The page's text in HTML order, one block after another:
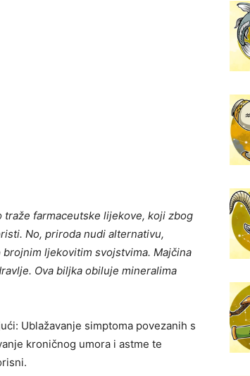
farmaceutske lijekove, koji zbog
No, priroda nudi alternativu,
ljekovitim svojstvima. Majčina
Ova biljka obiluje mineralima
Ublažavanje simptoma povezanih s
kroničnog umora i astme te